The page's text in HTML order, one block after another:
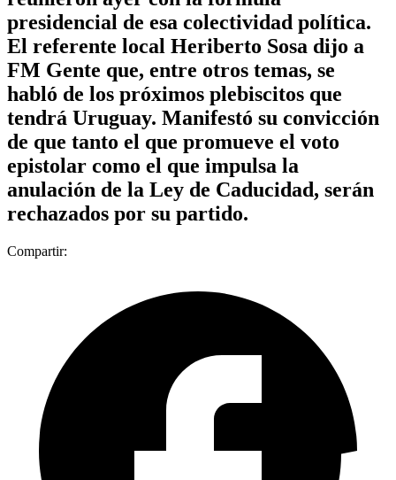
presidencial de esa colectividad política.
El referente local Heriberto Sosa dijo a
FM Gente que, entre otros temas, se
habló de los próximos plebiscitos que
tendrá Uruguay. Manifestó su convicción
de que tanto el que promueve el voto
epistolar como el que impulsa la
anulación de la Ley de Caducidad, serán
rechazados por su partido.
Compartir: